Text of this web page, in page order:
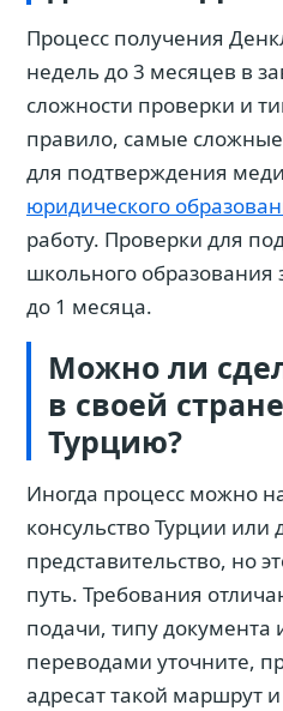
Процесс получения
недель до 3 месяцев в
сложности проверки и
правило, самые
для подтверждения
юридического
работу. Проверки для
школьного
до 1 месяца.
Можно ли
в своей
Турцию?
Иногда процесс можно
консульство Турции или
представительство, но
путь. Требования
подачи, типу документа
переводами уточните,
адресат такой маршрут